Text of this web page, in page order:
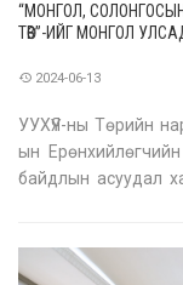
“МОНГОЛ,
ТӨВ”-ИЙГ МОНГОЛ
2024-06-13
УУХҮЯ-ны Төрийн
ын
байдлын асуудал
нарийн бичгийн дар